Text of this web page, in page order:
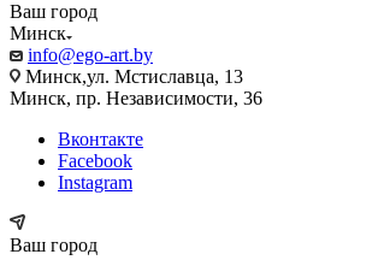
Ваш город
Минск
info@ego-art.by
Минск,ул. Мстиславца, 13
Минск, пр. Независимости, 36
Вконтакте
Facebook
Instagram
Ваш город